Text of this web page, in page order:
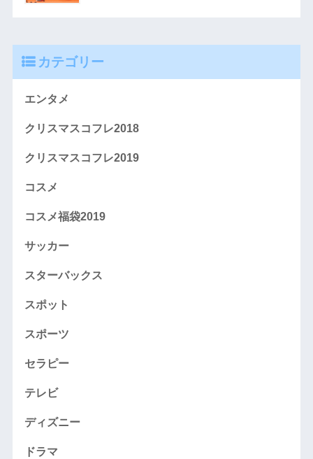
カテゴリー
エンタメ
クリスマスコフレ2018
クリスマスコフレ2019
コスメ
コスメ福袋2019
サッカー
スターバックス
スポット
スポーツ
セラピー
テレビ
ディズニー
ドラマ